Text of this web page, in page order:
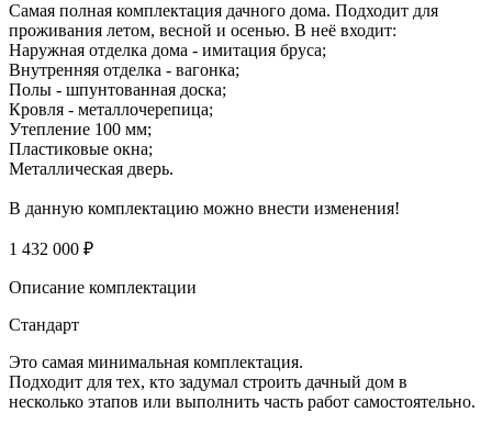
Самая полная комплектация дачного дома. Подходит для
проживания летом, весной и осенью. В неё входит:
Наружная отделка дома - имитация бруса;
Внутренняя отделка - вагонка;
Полы - шпунтованная доска;
Кровля - металлочерепица;
Утепление 100 мм;
Пластиковые окна;
Металлическая дверь.
В данную комплектацию можно внести изменения!
1 432 000 ₽
Описание комплектации
Стандарт
Это самая минимальная комплектация.
Подходит для тех, кто задумал строить дачный дом в
несколько этапов или выполнить часть работ самостоятельно.